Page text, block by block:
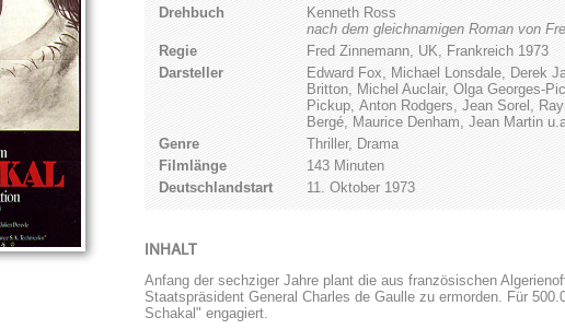
Drehbuch
Kenneth Ross
nach dem gleichnamigen Roman von
Regie
Fred Zinnemann, UK, Frankreich 1973
Darsteller
Edward Fox, Michael Lonsdale, Derek
Britton, Michel Auclair, Olga Georges-
Pickup, Anton Rodgers, Jean Sorel,
Bergé, Maurice Denham, Jean Martin
Genre
Thriller, Drama
Filmlänge
143 Minuten
Deutschlandstart
11. Oktober 1973
INHALT
Anfang der sechziger Jahre plant die aus französischen
Staatspräsident General Charles de Gaulle zu ermorden. Für
Schakal" engagiert.